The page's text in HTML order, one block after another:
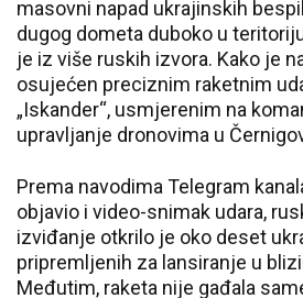
masovni napad ukrajinskih
dugog dometa duboko u
je iz više ruskih izvora. Kako je
osujećen preciznim raketnim
„Iskander“, usmjerenim na
upravljanje dronovima u
Prema navodima Telegram
objavio i video-snimak udara,
izviđanje otkrilo je oko deset
pripremljenih za lansiranje u
Međutim, raketa nije gađala